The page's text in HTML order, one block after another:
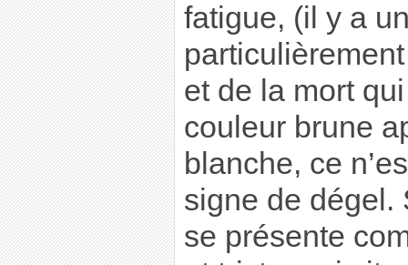
fatigue, (il y a
et de la mort
couleur brune
blanche, ce
signe de dégel.
se présente